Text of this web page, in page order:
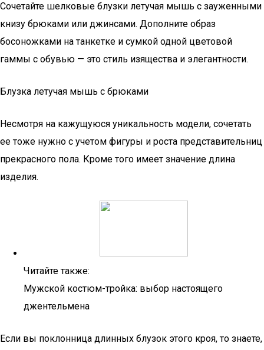
Сочетайте шелковые блузки летучая мышь с зауженными
книзу брюками или джинсами. Дополните образ
босоножками на танкетке и сумкой одной цветовой
гаммы с обувью — это стиль изящества и элегантности.
Блузка летучая мышь с брюками
Несмотря на кажущуюся уникальность модели, сочетать
ее тоже нужно с учетом фигуры и роста представительниц
прекрасного пола. Кроме того имеет значение длина
изделия.
Читайте также:
Мужской костюм-тройка: выбор настоящего
джентельмена
Если вы поклонница длинных блузок этого кроя, то знаете,